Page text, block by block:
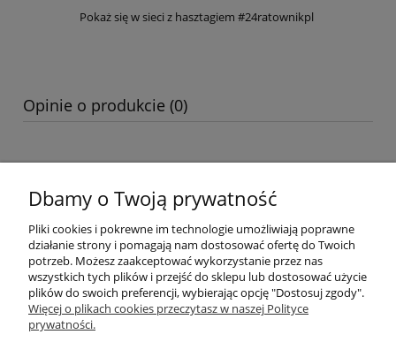
Pokaż się w sieci z hasztagiem #24ratownikpl
Opinie o produkcie (0)
Warunki zakupów
Moje konto
Informacje o sklepie
Sklep dla ratowników wodnych 24ratownik.pl
Dbamy o Twoją prywatność
Pliki cookies i pokrewne im technologie umożliwiają poprawne
działanie strony i pomagają nam dostosować ofertę do Twoich
potrzeb. Możesz zaakceptować wykorzystanie przez nas
wszystkich tych plików i przejść do sklepu lub dostosować użycie
plików do swoich preferencji, wybierając opcję "Dostosuj zgody".
Więcej o plikach cookies przeczytasz w naszej Polityce
prywatności.